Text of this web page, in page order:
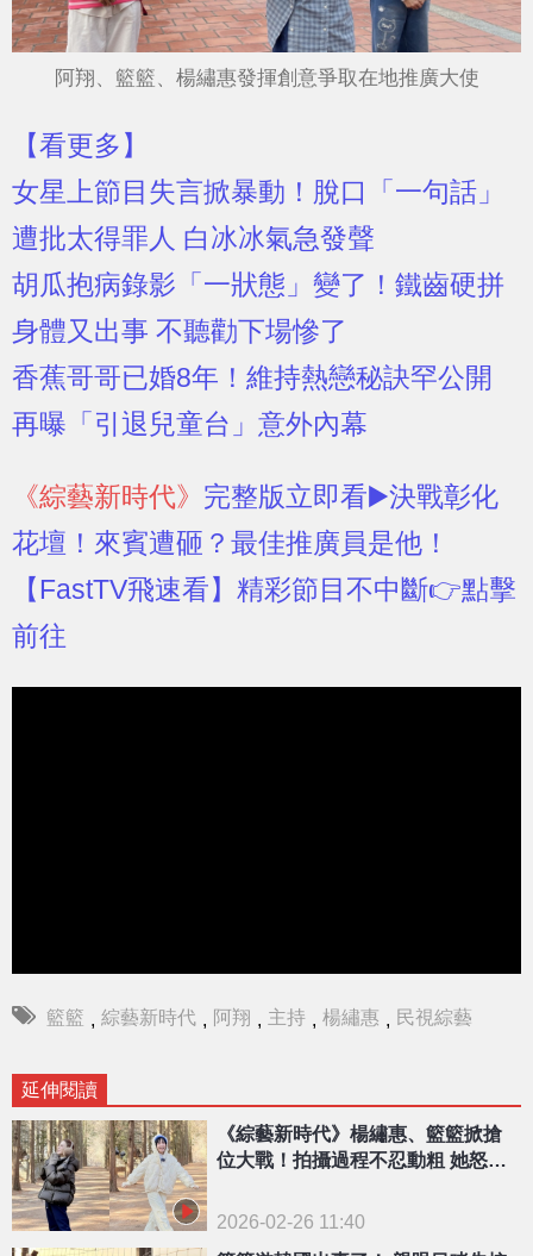
阿翔、籃籃、楊繡惠發揮創意爭取在地推廣大使
【看更多】
女星上節目失言掀暴動！脫口「一句話」
遭批太得罪人 白冰冰氣急發聲
胡瓜抱病錄影「一狀態」變了！鐵齒硬拼
身體又出事 不聽勸下場慘了
香蕉哥哥已婚8年！維持熱戀秘訣罕公開
再曝「引退兒童台」意外內幕
《綜藝新時代》 完整版立即看▶️決戰彰化
花壇！來賓遭砸？最佳推廣員是他！
【FastTV飛速看】精彩節目不中斷👉點擊
前往
籃籃 , 綜藝新時代 , 阿翔 , 主持 , 楊繡惠 , 民視綜藝
延伸閱讀
《綜藝新時代》楊繡惠、籃籃掀搶
位大戰！拍攝過程不忍動粗 她怒嗆
2026-02-26 11:40